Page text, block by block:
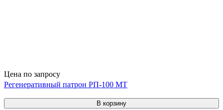
Цена по запросу
Регенеративный патрон РП-100 МТ
В корзину